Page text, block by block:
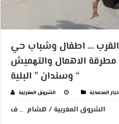
… اطفال وشباب حي
3 بين مطرقة الاهمال والتهميش
وسندان ” البلية “
الشروق المغربية المحمدية
الشروق المغربية / هشام _ ف